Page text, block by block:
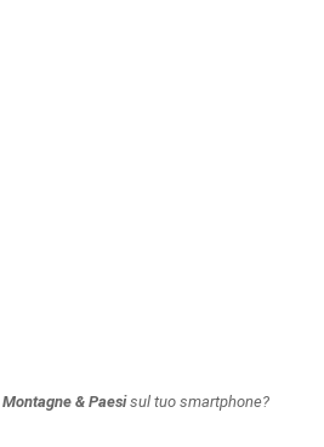
Montagne & Paesisul tuo smartphone?